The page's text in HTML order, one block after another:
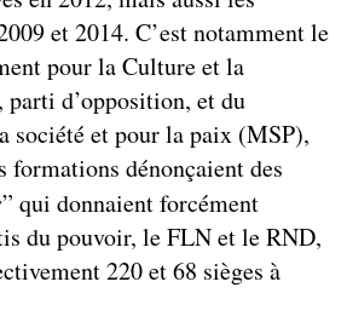
et 2014. C’est notamment le
pour la Culture et la
d’opposition, et du
société et pour la paix (MSP),
formations dénonçaient des
” qui donnaient forcément
du pouvoir, le FLN et le RND,
220 et 68 sièges à